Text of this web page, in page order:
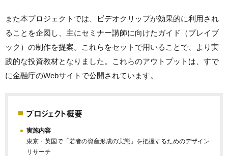
また本プロジェクトでは、ビデオクリップが効果的に利用され
ることを企図し、主にセミナー講師に向けたガイド（プレイブ
ック）の制作を提案。これらをセットで用いることで、より実
践的な投資教材となりました。これらのアウトプットは、すで
に金融庁のWebサイトで公開されています。
プロジェクト概要
実施内容
東京・英国で「若者の資産形成の実態」を把握するためのデザイン
リサーチ